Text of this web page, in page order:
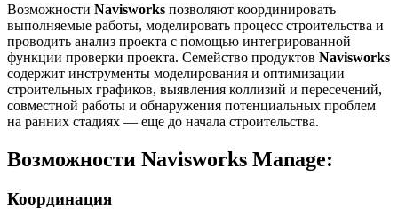
Возможности Navisworks позволяют координировать
выполняемые работы, моделировать процесс строительства и
проводить анализ проекта с помощью интегрированной
функции проверки проекта. Семейство продуктов Navisworks
содержит инструменты моделирования и оптимизации
строительных графиков, выявления коллизий и пересечений,
совместной работы и обнаружения потенциальных проблем
на ранних стадиях — еще до начала строительства.
Возможности Navisworks Manage:
Координация